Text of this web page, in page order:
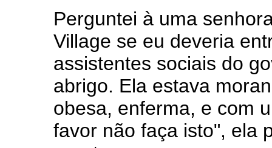
Perguntei à uma
Village se eu deveria
assistentes sociais do
abrigo. Ela estava
obesa, enferma, e com
favor não faça isto", ela